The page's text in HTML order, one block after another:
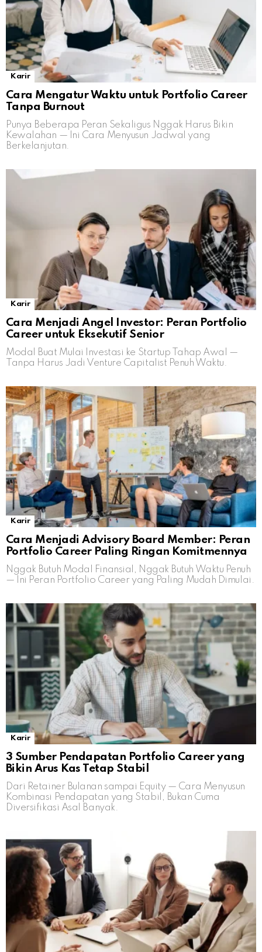
Karir
Cara Mengatur Waktu untuk Portfolio Career
Tanpa Burnout
Punya Beberapa Peran Sekaligus Nggak Harus Bikin
Kewalahan — Ini Cara Menyusun Jadwal yang
Berkelanjutan.
Karir
Cara Menjadi Angel Investor: Peran Portfolio
Career untuk Eksekutif Senior
Modal Buat Mulai Investasi ke Startup Tahap Awal —
Tanpa Harus Jadi Venture Capitalist Penuh Waktu.
Karir
Cara Menjadi Advisory Board Member: Peran
Portfolio Career Paling Ringan Komitmennya
Nggak Butuh Modal Finansial, Nggak Butuh Waktu Penuh
— Ini Peran Portfolio Career yang Paling Mudah Dimulai.
Karir
3 Sumber Pendapatan Portfolio Career yang
Bikin Arus Kas Tetap Stabil
Dari Retainer Bulanan sampai Equity — Cara Menyusun
Kombinasi Pendapatan yang Stabil, Bukan Cuma
Diversifikasi Asal Banyak.